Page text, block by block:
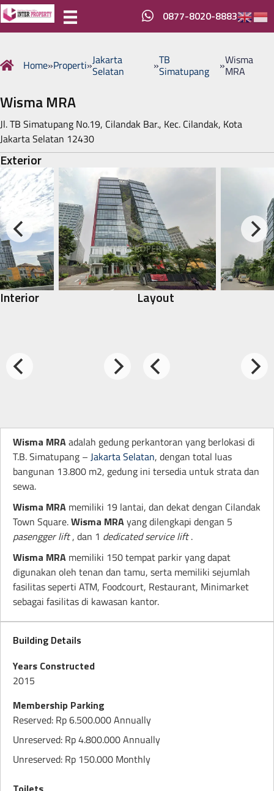
0877-8020-8883
Home»Properti»Jakarta
Selatan »TB
Simatupang »Wisma
MRA
Wisma MRA
Jl. TB Simatupang No.19, Cilandak Bar., Kec. Cilandak, Kota
Jakarta Selatan 12430
Exterior
Interior Layout
Wisma MRAadalah gedung perkantoran yang berlokasi di
T.B. Simatupang – Jakarta Selatan, dengan total luas
bangunan 13.800 m2, gedung ini tersedia untuk strata dan
sewa.
Wisma MRA memiliki 19 lantai, dan dekat dengan Cilandak
Town Square.Wisma MRAyang dilengkapi dengan 5
pasengger lift, dan 1 dedicated service lift.
Wisma MRA memiliki 150 tempat parkir yang dapat
digunakan oleh tenan dan tamu, serta memiliki sejumlah
fasilitas seperti ATM, Foodcourt, Restaurant, Minimarket
sebagai fasilitas di kawasan kantor.
Building Details
Years Constructed
2015
Membership Parking
Reserved: Rp 6.500.000 Annually
Unreserved: Rp 4.800.000 Annually
Unreserved: Rp 150.000 Monthly